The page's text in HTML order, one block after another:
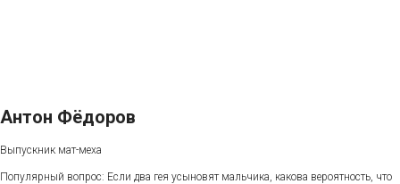
Антон Фёдоров
Выпускник мат-меха
Популярный вопрос: Если два гея усыновят мальчика, какова вероятность, что